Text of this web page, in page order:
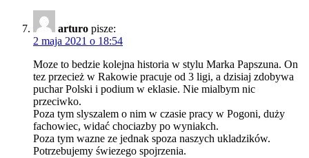
arturo pisze:
2 maja 2021 o 18:54
Moze to bedzie kolejna historia w stylu Marka Papszuna. On
tez przecież w Rakowie pracuje od 3 ligi, a dzisiaj zdobywa
puchar Polski i podium w eklasie. Nie mialbym nic
przeciwko.
Poza tym slyszalem o nim w czasie pracy w Pogoni, duży
fachowiec, widać chociazby po wyniakch.
Poza tym wazne ze jednak spoza naszych ukladzików.
Potrzebujemy świezego spojrzenia.